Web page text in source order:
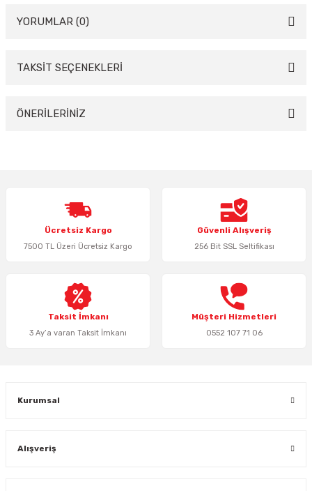
YORUMLAR (0)
Bu ürüne ilk yorumu siz yapın!
TAKSİT SEÇENEKLERİ
ÖNERİLERİNİZ
Ürün resmi kalitesiz, bozuk veya görüntülenemiyor.
Ürün açıklamasında eksik bilgiler bulunuyor.
Ürün bilgilerinde hatalar bulunuyor.
Bu ürüne benzer farklı alternatifler olmalı.
Ücretsiz Kargo
7500 TL Üzeri Ücretsiz Kargo
Güvenli Alışveriş
256 Bit SSL Seltifikası
Taksit İmkanı
3 Ay’a varan Taksit İmkanı
Müşteri Hizmetleri
0552 107 71 06
Kurumsal
Alışveriş